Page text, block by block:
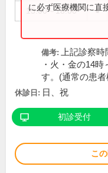
15:00～18:00 ●
に必ず医療機関に直
備考:
上記診察
・火・金の14
す。(通常の患
休診日: 日、祝
初診受付
こ